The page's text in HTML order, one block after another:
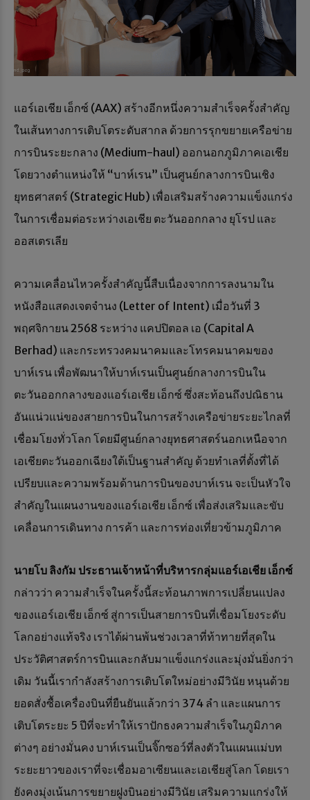
แอร์เอเชีย เอ็กซ์ (AAX) สร้างอีกหนึ่งความสำเร็จครั้งสำคัญ
ในเส้นทางการเติบโตระดับสากล ด้วยการรุกขยายเครือข่าย
การบินระยะกลาง (Medium-haul) ออกนอกภูมิภาคเอเชีย
โดยวางตำแหน่งให้ “บาห์เรน” เป็นศูนย์กลางการบินเชิง
ยุทธศาสตร์ (Strategic Hub) เพื่อเสริมสร้างความแข็งแกร่ง
ในการเชื่อมต่อระหว่างเอเชีย ตะวันออกกลาง ยุโรป และ
ออสเตรเลีย
ความเคลื่อนไหวครั้งสำคัญนี้สืบเนื่องจากการลงนามใน
หนังสือแสดงเจตจำนง (Letter of Intent) เมื่อวันที่ 3
พฤศจิกายน 2568 ระหว่าง แคปปิตอล เอ (Capital A
Berhad) และกระทรวงคมนาคมและโทรคมนาคมของ
บาห์เรน เพื่อพัฒนาให้บาห์เรนเป็นศูนย์กลางการบินใน
ตะวันออกกลางของแอร์เอเชีย เอ็กซ์ ซึ่งสะท้อนถึงปณิธาน
อันแน่วแน่ของสายการบินในการสร้างเครือข่ายระยะไกลที่
เชื่อมโยงทั่วโลก โดยมีศูนย์กลางยุทธศาสตร์นอกเหนือจาก
เอเชียตะวันออกเฉียงใต้เป็นฐานสำคัญ ด้วยทำเลที่ตั้งที่ได้
เปรียบและความพร้อมด้านการบินของบาห์เรน จะเป็นหัวใจ
สำคัญในแผนงานของแอร์เอเชีย เอ็กซ์ เพื่อส่งเสริมและขับ
เคลื่อนการเดินทาง การค้า และการท่องเที่ยวข้ามภูมิภาค
นายโบ ลิงกัม ประธานเจ้าหน้าที่บริหารกลุ่มแอร์เอเชีย เอ็กซ์
กล่าวว่า ความสำเร็จในครั้งนี้สะท้อนภาพการเปลี่ยนแปลง
ของแอร์เอเชีย เอ็กซ์ สู่การเป็นสายการบินที่เชื่อมโยงระดับ
โลกอย่างแท้จริง เราได้ผ่านพ้นช่วงเวลาที่ท้าทายที่สุดใน
ประวัติศาสตร์การบินและกลับมาแข็งแกร่งและมุ่งมั่นยิ่งกว่า
เดิม วันนี้เรากำลังสร้างการเติบโตใหม่อย่างมีวินัย หนุนด้วย
ยอดสั่งซื้อเครื่องบินที่ยืนยันแล้วกว่า 374 ลำ และแผนการ
เติบโตระยะ 5 ปีที่จะทำให้เราปักธงความสำเร็จในภูมิภาค
ต่างๆ อย่างมั่นคง บาห์เรนเป็นจิ๊กซอว์ที่ลงตัวในแผนแม่บท
ระยะยาวของเราที่จะเชื่อมอาเซียนและเอเชียสู่โลก โดยเรา
ยังคงมุ่งเน้นการขยายฝูงบินอย่างมีวินัย เสริมความแกร่งให้